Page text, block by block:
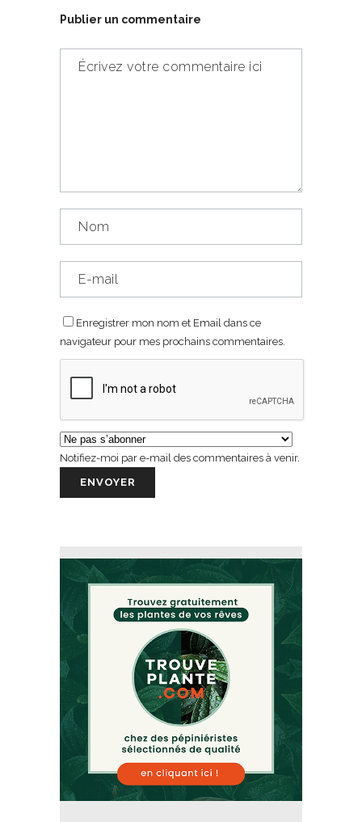
Publier un commentaire
Enregistrer mon nom et Email dans ce
navigateur pour mes prochains commentaires.
Notifiez-moi par e-mail des commentaires à venir.